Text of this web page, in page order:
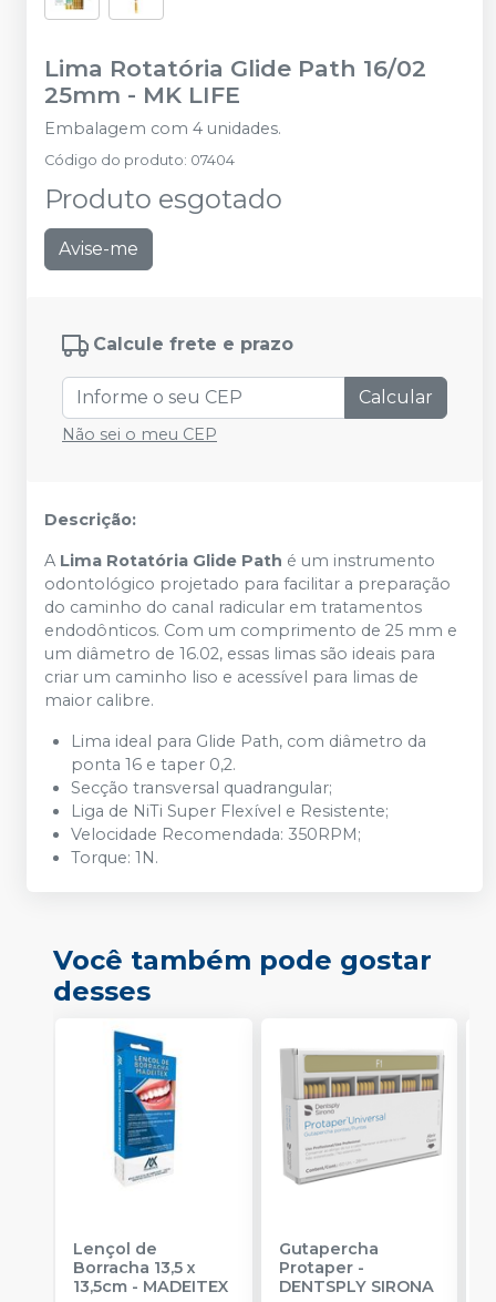
Lima Rotatória Glide Path 16/02
25mm - MK LIFE
Embalagem com 4 unidades.
Código do produto: 07404
Produto esgotado
Avise-me
Calcule frete e prazo
Calcular
Não sei o meu CEP
Descrição:
A Lima Rotatória Glide Path é um instrumento
odontológico projetado para facilitar a preparação
do caminho do canal radicular em tratamentos
endodônticos. Com um comprimento de 25 mm e
um diâmetro de 16.02, essas limas são ideais para
criar um caminho liso e acessível para limas de
maior calibre.
Lima ideal para Glide Path, com diâmetro da
ponta 16 e taper 0,2.
Secção transversal quadrangular;
Liga de NiTi Super Flexível e Resistente;
Velocidade Recomendada: 350RPM;
Torque: 1N.
Você também pode gostar
desses
Lençol de
Borracha 13,5 x
13,5cm - MADEITEX
Gutapercha
Protaper-
DENTSPLY SIRONA